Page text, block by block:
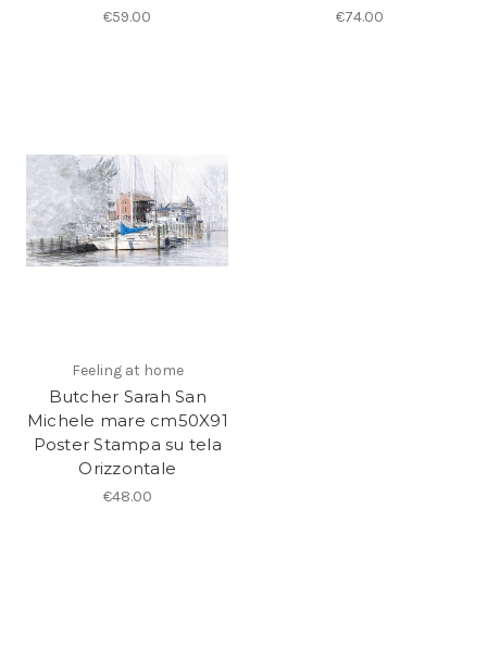
€59.00 €74.00
Feeling at home
Butcher Sarah San
Michele mare cm50X91
Poster Stampa su tela
Orizzontale
€48.00